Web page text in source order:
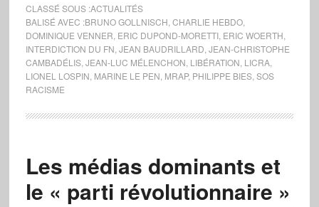
CLASSÉ SOUS :ACTUALITÉS
BALISÉ AVEC :BRUNO GOLLNISCH CHARLIE HEBDO,
DOMINIQUE VENNER ERIC DUPOND-MORETTI, ERIC WOERTH
INTERDICTION DU FN JEAN BAUDRILLARD JEAN-CHRISTOPHE
CAMBADÉLIS, JEAN-LUC MÉLENCHON LIBÉRATION LICRA,
LIONEL LOSPIN MARINE LE PEN MRAP, PHILIPPE BIES, SOS
RACISME
Les médias dominants et
le « parti révolutionnaire »